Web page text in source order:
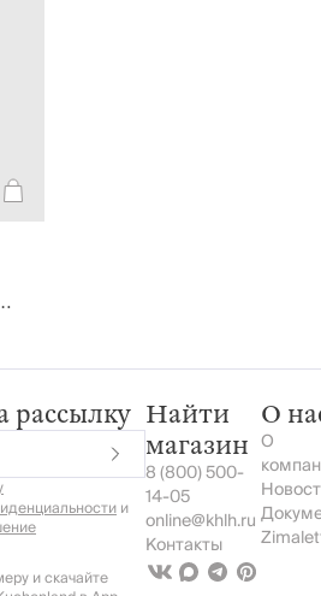
рассылку
и
и скачайте
Найти
магазин
8 (800) 500-
14-05
online@khlh.ru
Контакты
О
О